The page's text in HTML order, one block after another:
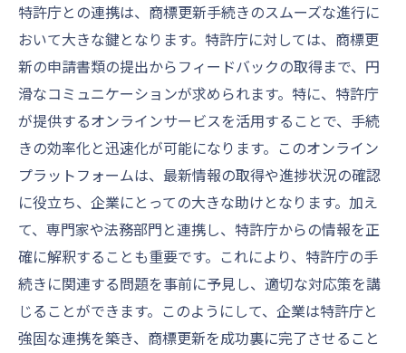
特許庁との連携は、商標更新手続きのスムーズな進行に
おいて大きな鍵となります。特許庁に対しては、商標更
新の申請書類の提出からフィードバックの取得まで、円
滑なコミュニケーションが求められます。特に、特許庁
が提供するオンラインサービスを活用することで、手続
きの効率化と迅速化が可能になります。このオンライン
プラットフォームは、最新情報の取得や進捗状況の確認
に役立ち、企業にとっての大きな助けとなります。加え
て、専門家や法務部門と連携し、特許庁からの情報を正
確に解釈することも重要です。これにより、特許庁の手
続きに関連する問題を事前に予見し、適切な対応策を講
じることができます。このようにして、企業は特許庁と
強固な連携を築き、商標更新を成功裏に完了させること